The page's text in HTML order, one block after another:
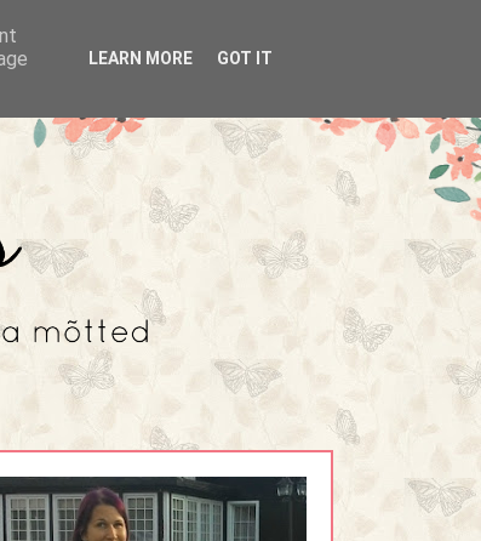
LEARN MORE GOT IT